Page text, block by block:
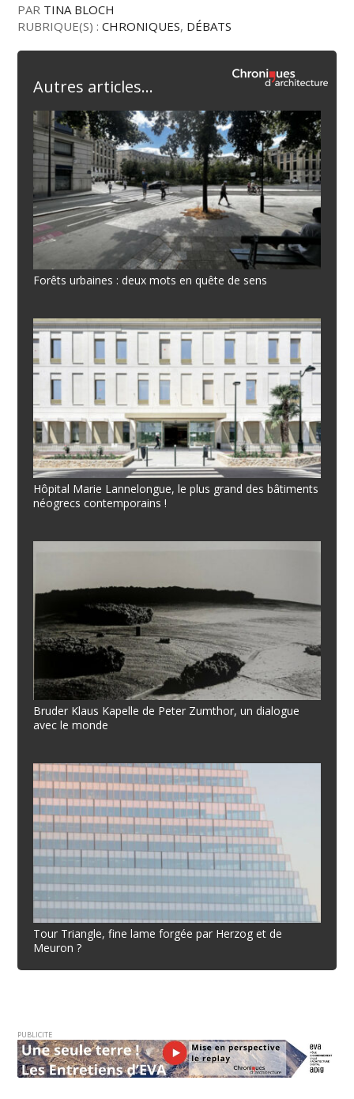
PAR TINA BLOCH
RUBRIQUE(S) :CHRONIQUES, DÉBATS
Autres articles...
Forêts urbaines : deux mots en quête de sens
Hôpital Marie Lannelongue, le plus grand des bâtiments
néogrecs contemporains !
Bruder Klaus Kapelle de Peter Zumthor, un dialogue
avec le monde
Tour Triangle, fine lame forgée par Herzog et de
Meuron ?
PUBLICITE